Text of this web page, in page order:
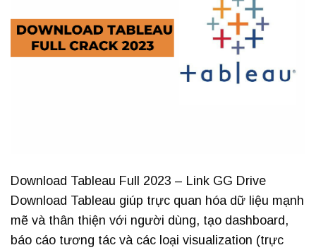
Download Tableau Full 2023 – Link GG Drive
Download Tableau giúp trực quan hóa dữ liệu mạnh
mẽ và thân thiện với người dùng, tạo dashboard,
báo cáo tương tác và các loại visualization (trực